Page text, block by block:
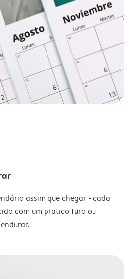
assim que chegar - cada
com um prático furo ou